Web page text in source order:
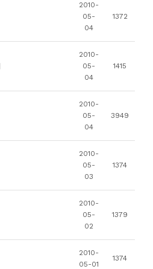
2010-
05-
04
1372
2010-
05-
04
1415
2010-
05-
04
3949
2010-
05-
03
1374
2010-
05-
02
1379
2010-
05-01
1374